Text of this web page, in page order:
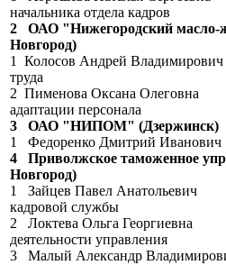
начальника отдела кадров
2 ОАО "Нижегородский масло-
Новгород)
1 Колосов Андрей
труда
2 Пименова Оксана
адаптации персонала
3 ОАО "НИПОМ" (Дзержинск)
1 Федоренко Дмитрий
4 Приволжское таможенное
Новгород)
1 Зайцев Павел
кадровой службы
2 Локтева Ольга
деятельности управления
3 Малый Александр